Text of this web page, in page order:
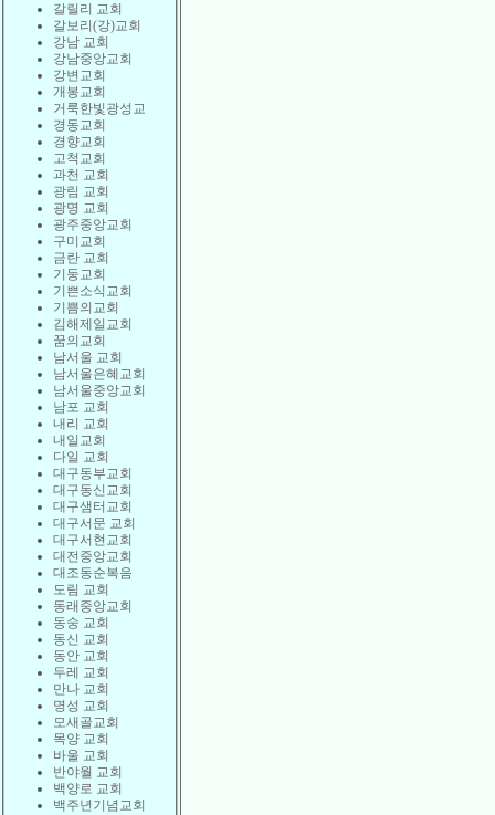
갈릴리 교회
갈보리(강)교회
강남 교회
강남중앙교회
강변교회
개봉교회
거룩한빛광성교
경동교회
경향교회
고척교회
과천 교회
광림 교회
광명 교회
광주중앙교회
구미교회
금란 교회
기둥교회
기쁜소식교회
기쁨의교회
김해제일교회
꿈의교회
남서울 교회
남서울은혜교회
남서울중앙교회
남포 교회
내리 교회
내일교회
다일 교회
대구동부교회
대구동신교회
대구샘터교회
대구서문 교회
대구서현교회
대전중앙교회
대조동순복음
도림 교회
동래중앙교회
동숭 교회
동신 교회
동안 교회
두레 교회
만나 교회
명성 교회
모새골교회
목양 교회
바울 교회
반야월 교회
백양로 교회
백주년기념교회